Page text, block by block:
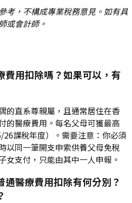
考，不構成專業稅務意見。如有具
或會計師。
費用扣除嗎？如果可以，有
的直系尊親屬，且通常居住在香
的醫療費用。每名父母可獲最高
課稅年度）。需要注意：你必須
以同一筆開支申索供養父母免稅
女支付，只能由其中一人申報。
通醫療費用扣除有何分別？